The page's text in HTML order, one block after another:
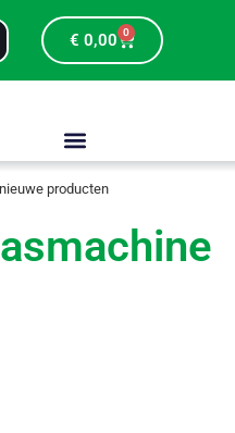
€ 0,00 0
producten